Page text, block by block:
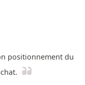
positionnement du